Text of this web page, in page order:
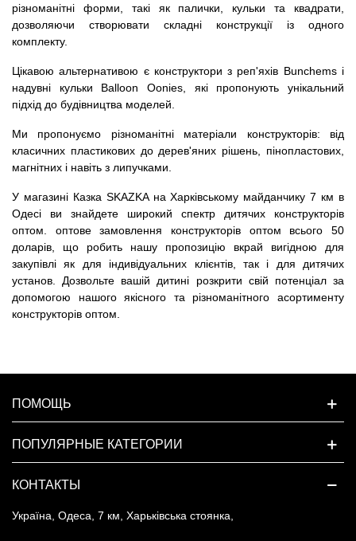
різноманітні форми, такі як палички, кульки та квадрати,
дозволяючи створювати складні конструкції із одного
комплекту.
Цікавою альтернативою є конструктори з реп'яхів Bunchems і
надувні кульки Balloon Oonies, які пропонують унікальний
підхід до будівництва моделей.
Ми пропонуємо різноманітні матеріали конструкторів: від
класичних пластикових до дерев'яних рішень, пінопластових,
магнітних і навіть з липучками.
У магазині Казка SKAZKAна Харківському майданчику 7 км в
Одесі ви знайдете широкий спектр дитячих конструкторів
оптом. оптове замовлення конструкторів оптом всього 50
доларів, що робить нашу пропозицію вкрай вигідною для
закупівлі як для індивідуальних клієнтів, так і для дитячих
установ. Дозвольте вашій дитині розкрити свій потенціал за
допомогою нашого якісного та різноманітного асортименту
конструкторів оптом.
ПОМОЩЬ
ПОПУЛЯРНЫЕ КАТЕГОРИИ
КОНТАКТЫ
Україна, Одеса, 7 км, Харьківська стоянка,